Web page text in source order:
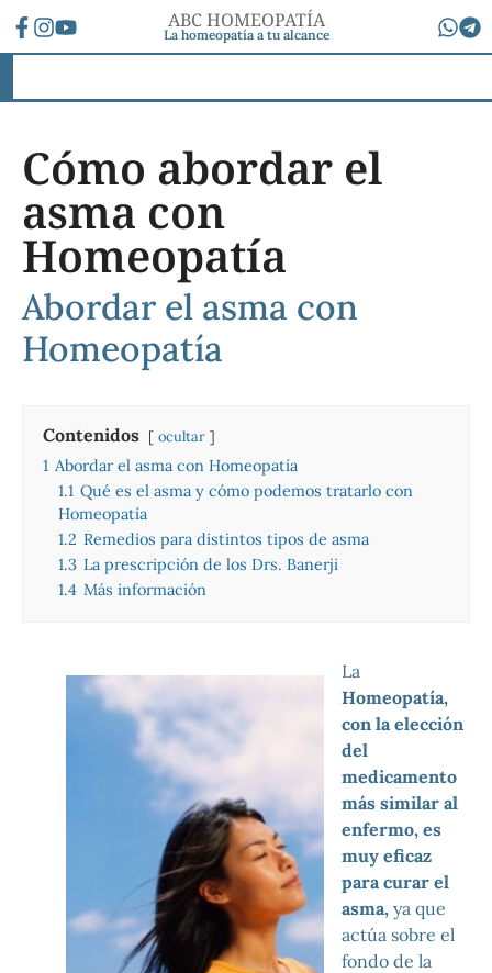
ABC HOMEOPATÍA
La homeopatía a tu alcance
Cómo abordar el
asma con
Homeopatía
Abordar el asma con
Homeopatía
Contenidos ocultar
1 Abordar el asma con Homeopatía
1.1 Qué es el asma y cómo podemos tratarlo con
Homeopatía
1.2 Remedios para distintos tipos de asma
1.3 La prescripción de los Drs. Banerji
1.4 Más información
La
Homeopatía,
con la elección
del
medicamento
más similar al
enfermo, es
muy eficaz
para curar el
asma, ya que
actúa sobre el
fondo de la